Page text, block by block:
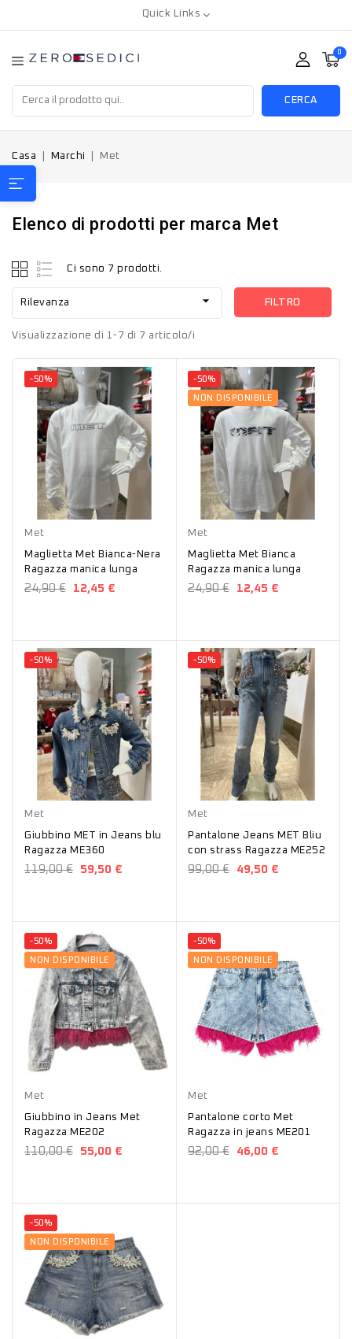
Quick Links
0
CERCA
Casa Marchi Met
Elenco di prodotti per marca Met
Ci sono 7 prodotti.
Rilevanza  FILTRO
Visualizzazione di 1-7 di 7 articolo/i
Bianco
Nero
-50%
Met
Maglietta Met Bianca-Nera
Ragazza manica lunga
24,90 € 12,45 €
Bianco
-50%
NON DISPONIBILE
Met
Maglietta Met Bianca
Ragazza manica lunga
24,90 € 12,45 €
Blu
-50%
Met
Giubbino MET in Jeans blu
Ragazza ME360
119,00 € 59,50 €
Blu
-50%
Met
Pantalone Jeans MET Bliu
con strass Ragazza ME252
99,00 € 49,50 €
Blu
-50%
NON DISPONIBILE
Met
Giubbino in Jeans Met
Ragazza ME202
110,00 € 55,00 €
-50%
NON DISPONIBILE
Met
Pantalone corto Met
Ragazza in jeans ME201
92,00 € 46,00 €
-50%
NON DISPONIBILE